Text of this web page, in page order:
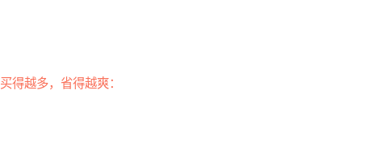
买得越多，省得越爽：